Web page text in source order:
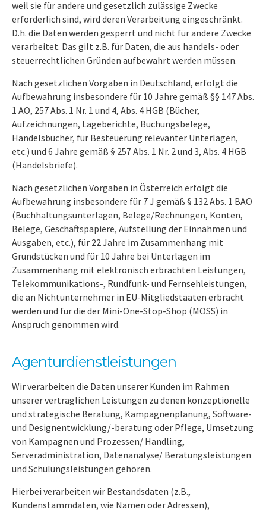
weil sie für andere und gesetzlich zulässige Zwecke
erforderlich sind, wird deren Verarbeitung eingeschränkt.
D.h. die Daten werden gesperrt und nicht für andere Zwecke
verarbeitet. Das gilt z.B. für Daten, die aus handels- oder
steuerrechtlichen Gründen aufbewahrt werden müssen.
Nach gesetzlichen Vorgaben in Deutschland, erfolgt die
Aufbewahrung insbesondere für 10 Jahre gemäß §§ 147 Abs.
1 AO, 257 Abs. 1 Nr. 1 und 4, Abs. 4 HGB (Bücher,
Aufzeichnungen, Lageberichte, Buchungsbelege,
Handelsbücher, für Besteuerung relevanter Unterlagen,
etc.) und 6 Jahre gemäß § 257 Abs. 1 Nr. 2 und 3, Abs. 4 HGB
(Handelsbriefe).
Nach gesetzlichen Vorgaben in Österreich erfolgt die
Aufbewahrung insbesondere für 7 J gemäß § 132 Abs. 1 BAO
(Buchhaltungsunterlagen, Belege/Rechnungen, Konten,
Belege, Geschäftspapiere, Aufstellung der Einnahmen und
Ausgaben, etc.), für 22 Jahre im Zusammenhang mit
Grundstücken und für 10 Jahre bei Unterlagen im
Zusammenhang mit elektronisch erbrachten Leistungen,
Telekommunikations-, Rundfunk- und Fernsehleistungen,
die an Nichtunternehmer in EU-Mitgliedstaaten erbracht
werden und für die der Mini-One-Stop-Shop (MOSS) in
Anspruch genommen wird.
Agenturdienstleistungen
Wir verarbeiten die Daten unserer Kunden im Rahmen
unserer vertraglichen Leistungen zu denen konzeptionelle
und strategische Beratung, Kampagnenplanung, Software-
und Designentwicklung/-beratung oder Pflege, Umsetzung
von Kampagnen und Prozessen/ Handling,
Serveradministration, Datenanalyse/ Beratungsleistungen
und Schulungsleistungen gehören.
Hierbei verarbeiten wir Bestandsdaten (z.B.,
Kundenstammdaten, wie Namen oder Adressen),